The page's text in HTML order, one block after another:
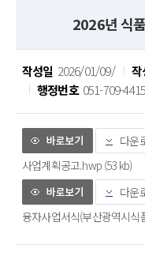
2026년 식
작성일 2026/01/09/ 작
행정번호 051-709-4415
다운
사업계획공고.hwp (53 kb)
다운
융자사업서식(부산광역시식